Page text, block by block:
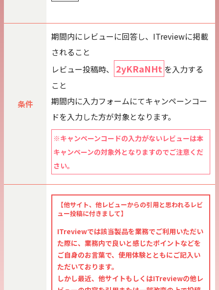
条件
期間内にレビューに回答し、ITreviewに掲載
されること
レビュー投稿時、
2yKRaNHt を入力する
こと
期間内に入力フォームにてキャンペーンコー
ドを入力した方が対象となります。
※キャンペーンコードの入力がないレビューは本
キャンペーンの対象外となりますのでご注意くだ
さい。
【他サイト、他レビューからの引用と思われるレビ
ュー投稿に付きまして】
ITreviewでは該当製品を業務でご利用いただい
た際に、業務内で良いと感じたポイントなどを
ご自身のお言葉で、使用体験とともにご記入い
ただいております。
しかし最近、他サイトもしくはITreviewの他レ